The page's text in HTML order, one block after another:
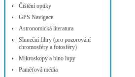
Čištění optiky
GPS Navigace
Astronomická literatura
Sluneční filtry (pro pozorování
chromosféry a fotosféry)
Mikroskopy a bino lupy
Paměťová média